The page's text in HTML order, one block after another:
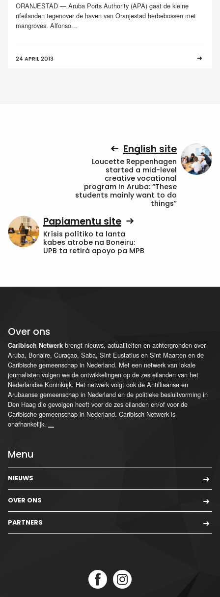
ORANJESTAD — Aruba Ports Authority (APA) gaat de kleine
rifeilanden tegenover de haven van Oranjestad herbebossen met
mangroves. Alfonso...
24 APRIL 2013
English site
Loucette Reppenhagen
started a mid-level
creative vocational
program in Aruba: “These
students mainly want to do
things”
Papiamentu site
Krísis polítiko ta lanta
kabes atrobe na Boneiru:
UPB ta retirá apoyo pa MPB
Over ons
Caribisch Netwerk brengt nieuws, actualiteiten en achtergronden over
Aruba, Bonaire, Curaçao, Saba, Sint Eustatius en Sint Maarten en de
Caribische gemeenschap in Nederland. Met een netwerk van lokale
journalisten volgen we de ontwikkelingen op de zes eilanden van het
Nederlandse Koninkrijk. Het netwerk volgt ook de Antilliaanse en
Arubaanse gemeenschap in Nederland en de politieke besluitvorming in
Den Haag die gevolgen heeft voor de zes eilanden en/of voor de
Caribische gemeenschap in Nederland. Caribisch Netwerk is
onafhankelijk. ...
Menu
NIEUWS
OVER ONS
PARTNERS